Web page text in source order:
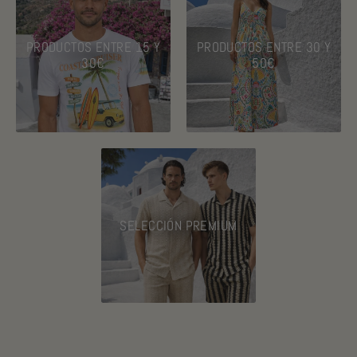
I
N
PRODUCTOS ENTRE 15 Y
30€
PRODUCTOS ENTRE 30 Y
50€
SELECCIÓN PREMIUM